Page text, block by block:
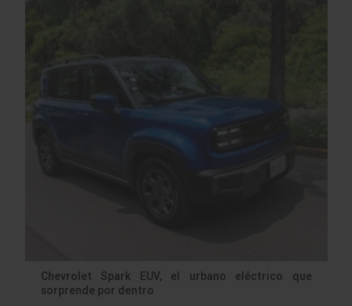
Chevrolet Spark EUV, el urbano eléctrico que
sorprende por dentro